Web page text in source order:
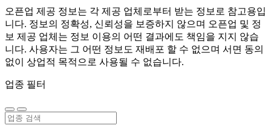
오픈업 제공 정보는 각 제공 업체로부터 받는 정보로 참고용입
니다. 정보의 정확성, 신뢰성을 보증하지 않으며 오픈업 및 정
보 제공 업체는 정보 이용의 어떤 결과에도 책임을 지지 않습
니다. 사용자는 그 어떤 정보도 재배포 할 수 없으며 서면 동의
없이 상업적 목적으로 사용될 수 없습니다.
업종 필터